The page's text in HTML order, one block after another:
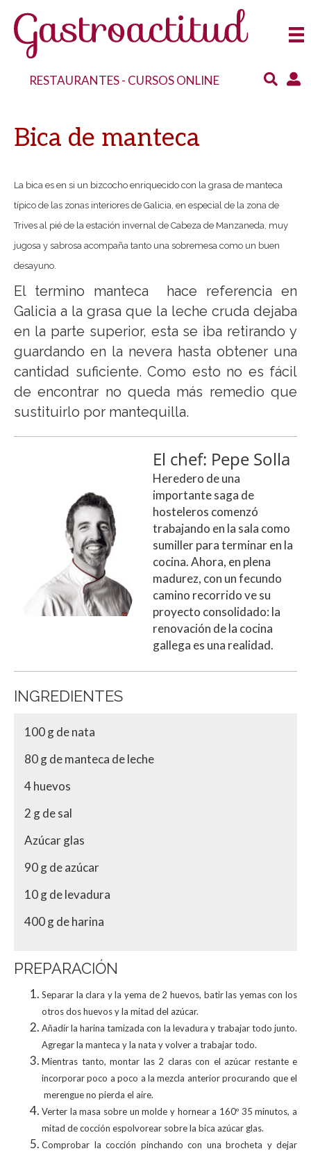
RESTAURANTES- CURSOS ONLINE
Bica de manteca
La bica es en si un bizcocho enriquecido con la grasa de manteca
típico de las zonas interiores de Galicia, en especial de la zona de
Trives al pié de la estación invernal de Cabeza de Manzaneda, muy
jugosa y sabrosa acompaña tanto una sobremesa como un buen
desayuno.
El termino manteca hace referencia en
Galicia a la grasa que la leche cruda dejaba
en la parte superior, esta se iba retirando y
guardando en la nevera hasta obtener una
cantidad suficiente. Como esto no es fácil
de encontrar no queda más remedio que
sustituirlo por mantequilla.
El chef: Pepe Solla
Heredero de una
importante saga de
hosteleros comenzó
trabajando en la sala como
sumiller para terminar en la
cocina. Ahora, en plena
madurez, con un fecundo
camino recorrido ve su
proyecto consolidado: la
renovación de la cocina
gallega es una realidad.
INGREDIENTES
100 g de nata
80 g de manteca de leche
4 huevos
2 g de sal
Azúcar glas
90 g de azúcar
10 g de levadura
400 g de harina
PREPARACIÓN
Separar la clara y la yema de 2 huevos, batir las yemas con los
otros dos huevos y la mitad del azúcar.
Añadir la harina tamizada con la levadura y trabajar todo junto.
Agregar la manteca y la nata y volver a trabajar todo.
Mientras tanto, montar las 2 claras con el azúcar restante e
incorporar poco a poco a la mezcla anterior procurando que el
merengue no pierda el aire.
Verter la masa sobre un molde y hornear a 160º 35 minutos, a
mitad de cocción espolvorear sobre la bica azúcar glas.
Comprobar la cocción pinchando con una brocheta y dejar